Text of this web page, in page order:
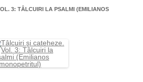
3: TÂLCUIRI LA PSALMI (EMILIANOS